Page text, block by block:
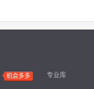
专业库